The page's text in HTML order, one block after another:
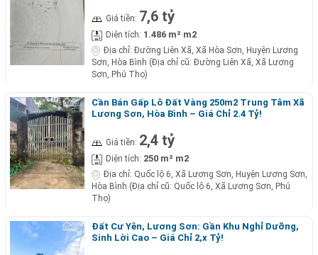
Giá tiền: 7,6 tỷ
Diện tích: 1.486 m² m2
Địa chỉ: Đường Liên Xã, Xã Hòa Sơn, Huyện Lương
Sơn, Hòa Bình (Địa chỉ cũ: Đường Liên Xã, Xã Lương
Sơn, Phú Thọ)
Cần Bán Gấp Lô Đất Vàng 250m2 Trung Tâm Xã
Lương Sơn, Hòa Bình – Giá Chỉ 2.4 Tỷ!
Giá tiền: 2,4 tỷ
Diện tích: 250 m² m2
Địa chỉ: Quốc lộ 6, Xã Lương Sơn, Huyện Lương Sơn,
Hòa Bình (Địa chỉ cũ: Quốc lộ 6, Xã Lương Sơn, Phú
Thọ)
Đất Cư Yên, Lương Sơn: Gần Khu Nghỉ Dưỡng,
Sinh Lời Cao – Giá Chỉ 2,x Tỷ!